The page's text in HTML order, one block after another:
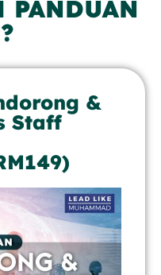
PANDUAN
&
Staff